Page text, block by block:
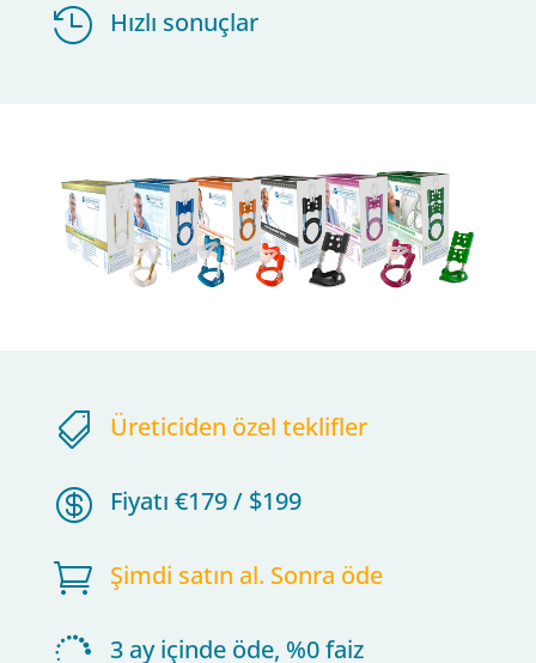
 Hızlı sonuçlar
 Üreticiden özel teklifler
 Fiyatı €179 / $199
 Şimdi satın al. Sonra öde
 3 ay içinde öde, %0 faiz